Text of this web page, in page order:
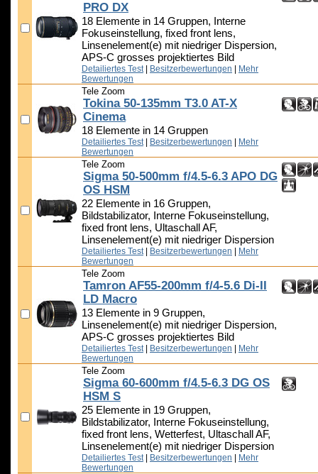
PRO DX
18 Elemente in 14 Gruppen, Interne
Fokuseinstellung, fixed front lens,
Linsenelement(e) mit niedriger Dispersion,
APS-C grosses projektiertes Bild
Detailiertes Test Besitzerbewertungen
Mehr
Bewertungen
Tele Zoom
Tokina 50-135mm T3.0 AT-X
Cinema
18 Elemente in 14 Gruppen
Detailiertes Test Besitzerbewertungen
Mehr
Bewertungen
Tele Zoom
Sigma 50-500mm f/4.5-6.3 APO DG
OS HSM
22 Elemente in 16 Gruppen,
Bildstabilizator, Interne Fokuseinstellung,
fixed front lens, Ultaschall AF,
Linsenelement(e) mit niedriger Dispersion
Detailiertes Test Besitzerbewertungen
Mehr
Bewertungen
Tele Zoom
Tamron AF55-200mm f/4-5.6 Di-II
LD Macro
13 Elemente in 9 Gruppen,
Linsenelement(e) mit niedriger Dispersion,
APS-C grosses projektiertes Bild
Detailiertes Test Besitzerbewertungen
Mehr
Bewertungen
Tele Zoom
Sigma 60-600mm f/4.5-6.3 DG OS
HSM S
25 Elemente in 19 Gruppen,
Bildstabilizator, Interne Fokuseinstellung,
fixed front lens, Wetterfest, Ultaschall AF,
Linsenelement(e) mit niedriger Dispersion
Detailiertes Test Besitzerbewertungen
Mehr
Bewertungen